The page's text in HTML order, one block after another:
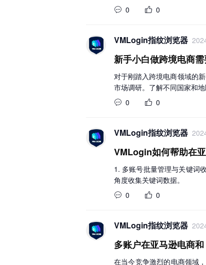
0
0
VMLogin指纹浏览器
新手小白做跨境电商
对于刚踏入跨境电商领域的
市场调研。了解不同国家和
0
0
VMLogin指纹浏览器
VMLogin如何帮助在
1. 多账号批量管理与关键词
角度收集关键词数据。
0
0
VMLogin指纹浏览器
多账户在亚马逊电商
在当今竞争激烈的电商领域